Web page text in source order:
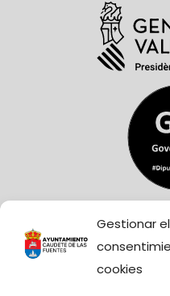
Gestionar el
cookies